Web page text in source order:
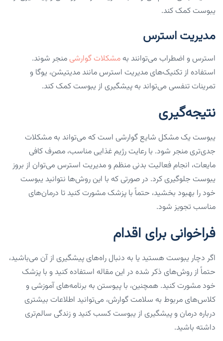
یبوست کمک کند.
مدیریت استرس
استرس و اضطراب می‌توانند به مشکلات گوارشی منجر شوند.
استفاده از تکنیک‌های مدیریت استرس مانند مدیتیشن، یوگا و
تمرینات تنفسی می‌تواند به پیشگیری از یبوست کمک کند.
نتیجه‌گیری
یبوست یک مشکل شایع گوارشی است که می‌تواند به مشکلات
جدی‌تری منجر شود. با رعایت رژیم غذایی مناسب، مصرف کافی
مایعات، انجام فعالیت بدنی منظم و مدیریت استرس می‌توان از بروز
یبوست جلوگیری کرد. در صورتی که با این روش‌ها نتوانید یبوست
خود را بهبود بخشید، حتماً با پزشک مشورت کنید تا درمان‌های
مناسب تجویز شود.
فراخوانی برای اقدام
اگر دچار یبوست هستید یا به دنبال راه‌های پیشگیری از آن می‌باشید،
حتماً از روش‌های ذکر شده در این مقاله استفاده کنید و با پزشک
خود مشورت کنید. همچنین، با پیوستن به برنامه‌های آموزشی و
کلاس‌های مربوط به سلامت گوارش، می‌توانید اطلاعات بیشتری
درباره درمان و پیشگیری از یبوست کسب کنید و زندگی سالم‌تری
داشته باشید.